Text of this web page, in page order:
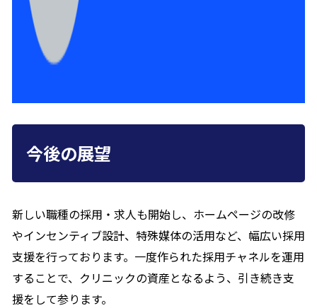
今後の展望
新しい職種の採用・求人も開始し、ホームページの改修
やインセンティブ設計、特殊媒体の活用など、幅広い採用
支援を行っております。一度作られた採用チャネルを運用
することで、クリニックの資産となるよう、引き続き支
援をして参ります。